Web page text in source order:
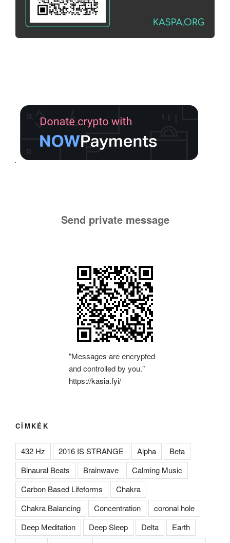
Send private message
"Messages are encrypted
and controlled by you."
https://kasia.fyi/
CÍMKÉK
432 Hz 2016 IS STRANGE Alpha
Beta
Binaural Beats
Brainwave
Calming Music
Carbon Based Lifeforms
Chakra
Chakra Balancing
Concentration
coronal hole
Deep Meditation
Deep Sleep Delta
Earth